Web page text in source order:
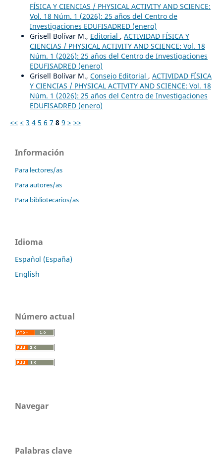
FÍSICA Y CIENCIAS / PHYSICAL ACTIVITY AND SCIENCE:
Vol. 18 Núm. 1 (2026): 25 años del Centro de
Investigaciones EDUFISADRED (enero)
Grisell Bolívar M., Editorial , ACTIVIDAD FÍSICA Y
CIENCIAS / PHYSICAL ACTIVITY AND SCIENCE: Vol. 18
Núm. 1 (2026): 25 años del Centro de Investigaciones
EDUFISADRED (enero)
Grisell Bolívar M., Consejo Editorial , ACTIVIDAD FÍSICA
Y CIENCIAS / PHYSICAL ACTIVITY AND SCIENCE: Vol. 18
Núm. 1 (2026): 25 años del Centro de Investigaciones
EDUFISADRED (enero)
<< < 3 4 5 6 7 8 9 > >>
Información
Para lectores/as
Para autores/as
Para bibliotecarios/as
Idioma
Español (España)
English
Número actual
Navegar
Palabras clave